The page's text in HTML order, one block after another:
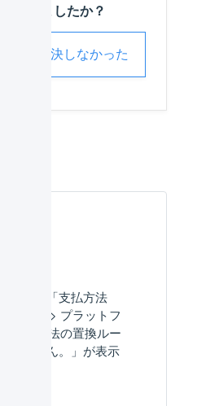
に立ちましたか？
解決しなかった
エラー「支払方法
舗設定 > プラットフ
> 支払方法の置換ルー
いません。」が表示